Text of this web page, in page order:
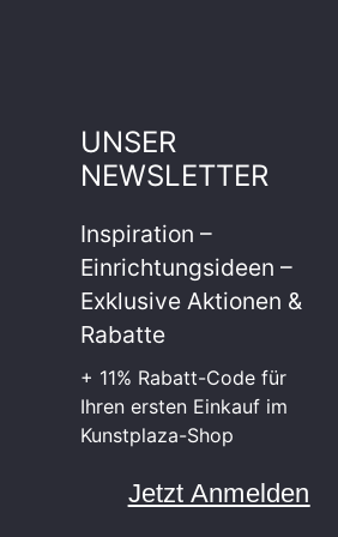
UNSER
NEWSLETTER
Inspiration –
Einrichtungsideen –
Exklusive Aktionen &
Rabatte
+ 11% Rabatt-Code für
Ihren ersten Einkauf im
Kunstplaza-Shop
Jetzt Anmelden